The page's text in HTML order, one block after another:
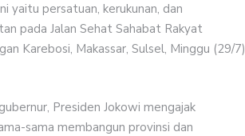
yaitu persatuan, kerukunan, dan
pada Jalan Sehat Sahabat Rakyat
Karebosi, Makassar, Sulsel, Minggu (29/7)
Presiden Jokowi mengajak
sama membangun provinsi dan